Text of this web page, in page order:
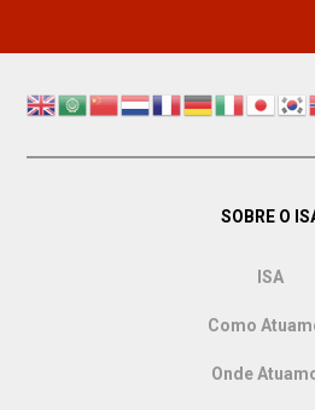
SOBRE O
ISA
Como
Onde